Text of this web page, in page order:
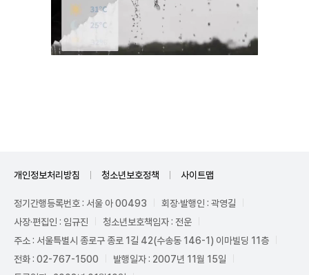
개인정보처리방침 청소년보호정책 사이트맵
정기간행등록번호 : 서울 아 00493
회장·발행인 : 곽영길
사장·편집인 : 임규진
청소년보호책임자 : 전운
주소 : 서울특별시 종로구 종로 1길 42(수송동 146-1) 이마빌딩 11층
전화 : 02-767-1500
발행일자 : 2007년 11월 15일